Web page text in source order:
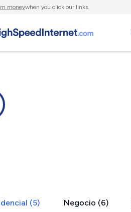
moneywhen you click our links.
(5) Negocio (6)